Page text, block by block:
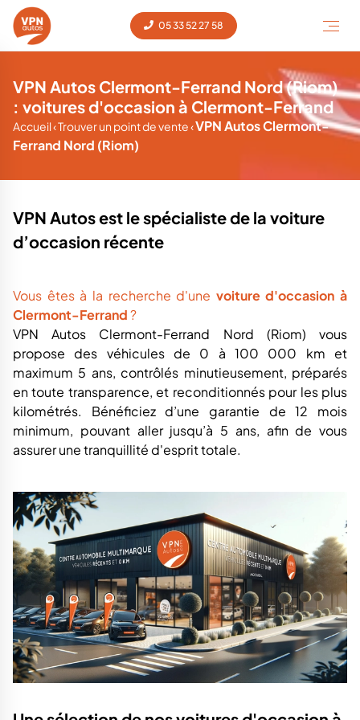
05 33 52 27 58
VPN Autos Clermont-Ferrand Nord (Riom)
: voitures d'occasion à Clermont-Ferrand
Accueil‹Trouver un point de vente‹VPN Autos Clermont-
Ferrand Nord (Riom)
VPN Autos est le spécialiste de la voiture
d’occasion récente
Vous êtes à la recherche d'une voiture d'occasion à
Clermont-Ferrand?
VPN Autos Clermont-Ferrand Nord (Riom) vous
propose des véhicules de 0 à 100 000 km et
maximum 5 ans, contrôlés minutieusement, préparés
en toute transparence, et reconditionnés pour les plus
kilométrés. Bénéficiez d’une garantie de 12 mois
minimum, pouvant aller jusqu’à 5 ans, afin de vous
assurer une tranquillité d'esprit totale.